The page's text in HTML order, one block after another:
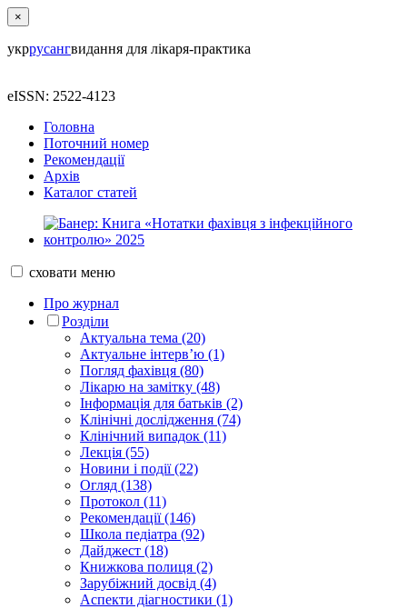
×
укррусангвидання для лікаря-практика
eISSN: 2522-4123
Головна
Поточний номер
Рекомендації
Архів
Каталог статей
сховати меню
Про журнал
Розділи
Актуальна тема (20)
Актуальне інтерв’ю (1)
Погляд фахівця (80)
Лікарю на замітку (48)
Інформація для батьків (2)
Клінічні дослідження (74)
Клінічний випадок (11)
Лекція (55)
Новини і події (22)
Огляд (138)
Протокол (11)
Рекомендації (146)
Школа педіатра (92)
Дайджест (18)
Книжкова полиця (2)
Зарубіжний досвід (4)
Аспекти діагностики (1)